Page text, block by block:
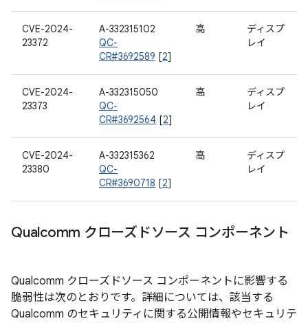
CVE-2024-
23372
A-332315102
QC-
CR#3692589 [2]
高
ディスプ
レイ
CVE-2024-
23373
A-332315050
QC-
CR#3692564 [2]
高
ディスプ
レイ
CVE-2024-
23380
A-332315362
QC-
CR#3690718 [2]
高
ディスプ
レイ
Qualcomm クローズドソース コンポーネント
Qualcomm クローズドソース コンポーネントに影響する
脆弱性は次のとおりです。詳細については、該当する
Qualcomm のセキュリティに関する公開情報やセキュリテ